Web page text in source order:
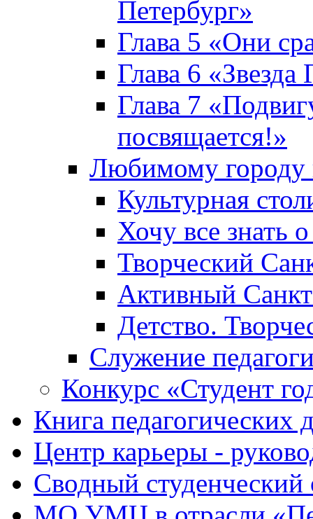
Петербург»
Глава 5 «Они
Глава 6 «Звезда
Глава 7
посвящается!»
Любимому городу
Культурная
Хочу все знать
Творческий
Активный
Детство.
Служение
Конкурс «Студент
Книга педагогических
Центр карьеры -
Сводный